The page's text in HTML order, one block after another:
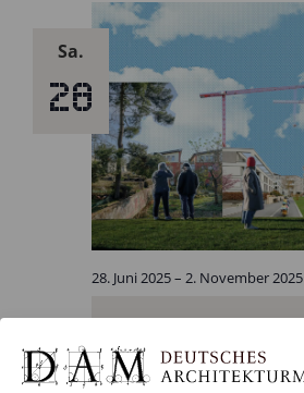
Sa.
28
Quartiere in Deutschland
28. Juni 2025– 2. November 2025